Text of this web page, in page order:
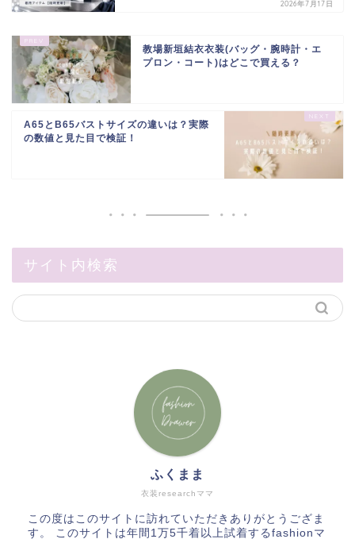
2026年7月17日
教場新垣結衣衣装(バッグ・腕時計・エ
プロン・コート)はどこで買える？
A65とB65バストサイズの違いは？実際
の数値と見た目で検証！
サイト内検索
衣装researchママ
ふくまま
この度はこのサイトに訪れていただきありがとうござま
す。 このサイトは年間1万5千着以上試着するfashionマ